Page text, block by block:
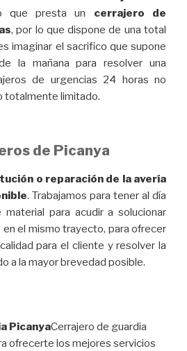
que presta un cerrajero de
, por lo que dispone de una total
imaginar el sacrifico que supone
la mañana para resolver una
de urgencias 24 horas no
totalmente limitado.
de Picanya
o reparación de la avería
. Trabajamos para tener al día
para acudir a solucionar
en el mismo trayecto, para ofrecer
para el cliente y resolver la
a la mayor brevedad posible.
PicanyaCerrajero de guardia
ofrecerte los mejores servicios